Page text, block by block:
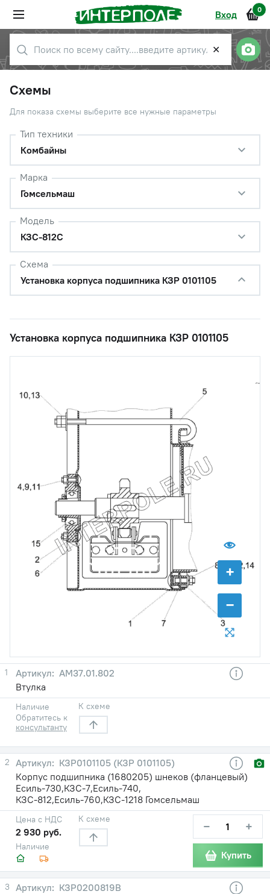
Вход 0
✕
Схемы
Для показа схемы выберите все нужные параметры
Тип техники
Комбайны
Марка
Гомсельмаш
Модель
КЗС-812С
Схема
Установка корпуса подшипника КЗР 0101105
Установка корпуса подшипника КЗР 0101105
+
−
1
AM37.01.802
Втулка
Наличие
Обратитесь к
консультанту
К схеме
2
КЗР0101105 (КЗР 0101105)
Корпус подшипника (1680205) шнеков (фланцевый)
Есиль-730,КЗС-7,Есиль-740,
КЗС-812,Есиль-760,КЗС-1218 Гомсельмаш
Наличие
Цена с НДС
2 930 руб.
К схеме − +
Купить
3
КЗР0200819В